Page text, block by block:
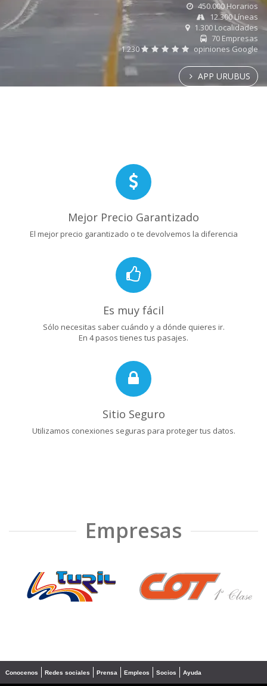
450.000 Horarios
12.300 Líneas
1.300 Localidades
70 Empresas
1.230
opiniones Google
APP URUBUS
Mejor Precio Garantizado
El mejor precio garantizado o te devolvemos la diferencia
Es muy fácil
Sólo necesitas saber cuándo y a dónde quieres ir.
En 4 pasos tienes tus pasajes.
Sitio Seguro
Utilizamos conexiones seguras para proteger tus datos.
Empresas
❮ ❯
Conocenos Redes sociales Prensa Empleos Socios Ayuda